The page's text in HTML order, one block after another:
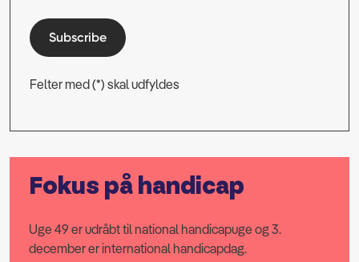
Subscribe
Felter med (*) skal udfyldes
Fokus på handicap
Uge 49 er udråbt til national handicapuge og 3.
december er international handicapdag.